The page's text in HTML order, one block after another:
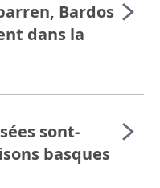
Bardos
dans la
sont-
basques